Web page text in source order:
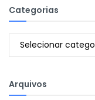
Categorias
Categorias
Arquivos